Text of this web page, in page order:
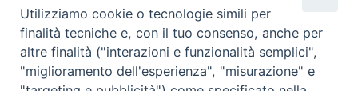
Missione Paolina
Luoghi delle Origini
Governo Generale
Notizie dal governo generale
Notizie in breve
RISORSE
Utilizziamo cookie o tecnologie simili per
finalità tecniche e, con il tuo consenso, anche per
altre finalità ("interazioni e funzionalità semplici",
"miglioramento dell'esperienza", "misurazione" e